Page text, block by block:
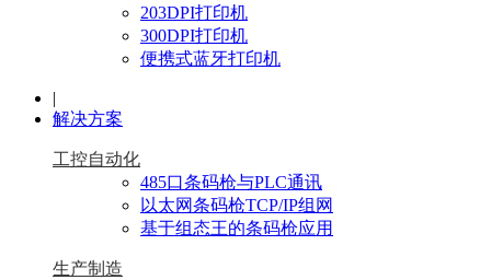
203DPI打印机
300DPI打印机
便携式蓝牙打印机
|
解决方案
工控自动化
485口条码枪与PLC通讯
以太网条码枪TCP/IP组网
基于组态王的条码枪应用
生产制造